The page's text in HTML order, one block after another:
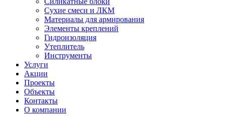
Сухие смеси и ЛКМ
Материалы для армирования
Элементы креплений
Гидроизоляция
Утеплитель
Инструменты
Услуги
Акции
Проекты
Объекты
Контакты
О компании